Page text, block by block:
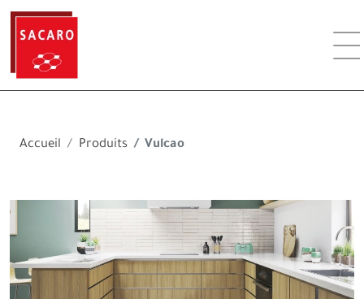
Accueil Produits Vulcao